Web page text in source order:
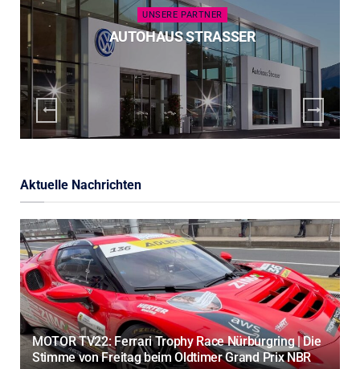
UNSERE PARTNER
AUTOHAUS STRASSER
Aktuelle Nachrichten
MOTOR TV22: Ferrari Trophy Race Nürburgring | Die
Stimme von Freitag beim Oldtimer Grand Prix NBR